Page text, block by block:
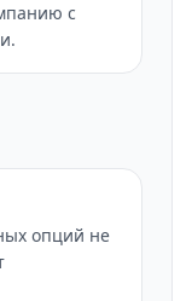
с
опций не